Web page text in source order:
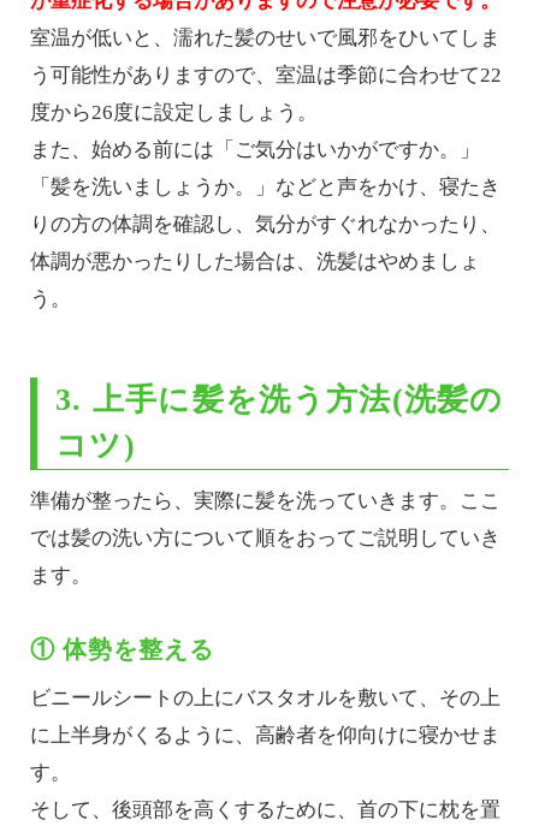
室温が低いと、濡れた髪のせいで風邪をひいてしま
う可能性がありますので、室温は季節に合わせて22
度から26度に設定しましょう。
また、始める前には「ご気分はいかがですか。」
「髪を洗いましょうか。」などと声をかけ、寝たき
りの方の体調を確認し、気分がすぐれなかったり、
体調が悪かったりした場合は、洗髪はやめましょ
う。
3. 上手に髪を洗う方法(洗髪の
コツ)
準備が整ったら、実際に髪を洗っていきます。ここ
では髪の洗い方について順をおってご説明していき
ます。
① 体勢を整える
ビニールシートの上にバスタオルを敷いて、その上
に上半身がくるように、高齢者を仰向けに寝かせま
す。
そして、後頭部を高くするために、首の下に枕を置